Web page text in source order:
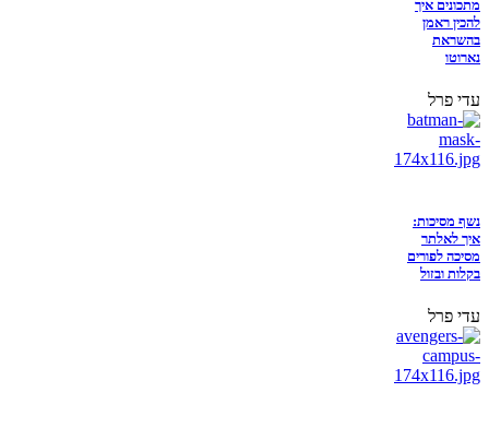
מתכונים איך
להכין ראמן
בהשראת
נארוטו
עדי פרל
נשף מסיכות:
איך לאלתר
מסיכה לפורים
בקלות ובזול
עדי פרל